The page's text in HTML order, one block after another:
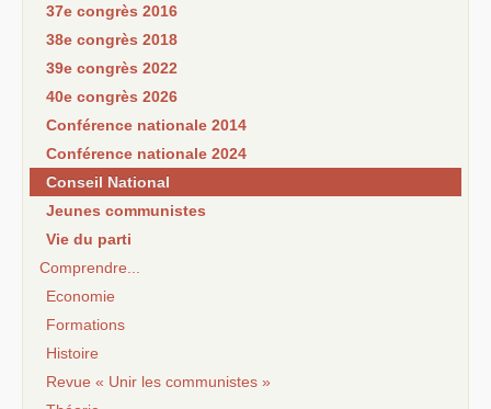
37e congrès 2016
38e congrès 2018
39e congrès 2022
40e congrès 2026
Conférence nationale 2014
Conférence nationale 2024
Conseil National
Jeunes communistes
Vie du parti
Comprendre...
Economie
Formations
Histoire
Revue « Unir les communistes »